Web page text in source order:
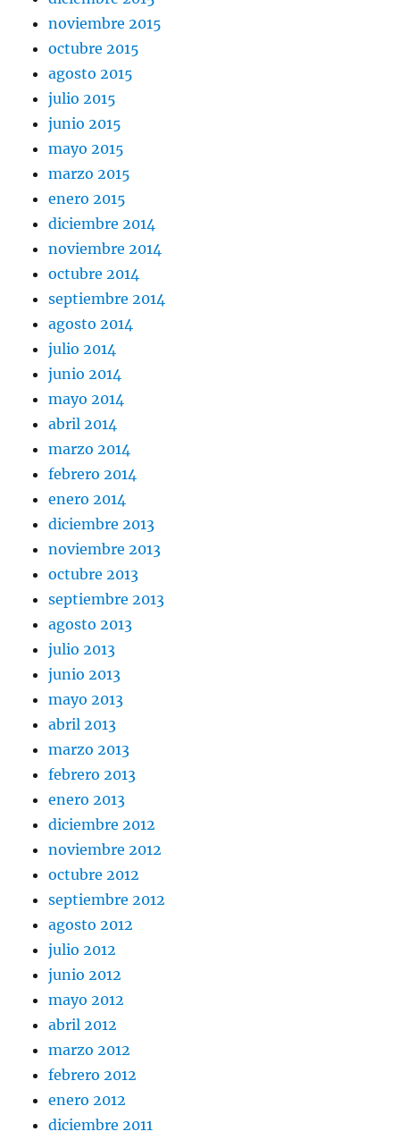
noviembre 2015
octubre 2015
agosto 2015
julio 2015
junio 2015
mayo 2015
marzo 2015
enero 2015
diciembre 2014
noviembre 2014
octubre 2014
septiembre 2014
agosto 2014
julio 2014
junio 2014
mayo 2014
abril 2014
marzo 2014
febrero 2014
enero 2014
diciembre 2013
noviembre 2013
octubre 2013
septiembre 2013
agosto 2013
julio 2013
junio 2013
mayo 2013
abril 2013
marzo 2013
febrero 2013
enero 2013
diciembre 2012
noviembre 2012
octubre 2012
septiembre 2012
agosto 2012
julio 2012
junio 2012
mayo 2012
abril 2012
marzo 2012
febrero 2012
enero 2012
diciembre 2011